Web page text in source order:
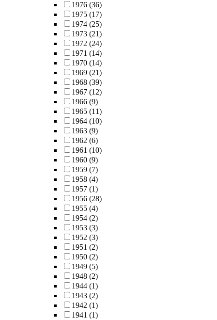
1976 (36)
1975 (17)
1974 (25)
1973 (21)
1972 (24)
1971 (14)
1970 (14)
1969 (21)
1968 (39)
1967 (12)
1966 (9)
1965 (11)
1964 (10)
1963 (9)
1962 (6)
1961 (10)
1960 (9)
1959 (7)
1958 (4)
1957 (1)
1956 (28)
1955 (4)
1954 (2)
1953 (3)
1952 (3)
1951 (2)
1950 (2)
1949 (5)
1948 (2)
1944 (1)
1943 (2)
1942 (1)
1941 (1)